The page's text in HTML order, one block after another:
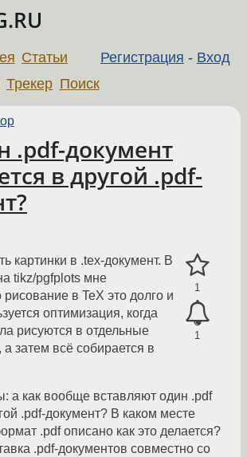
Регистрация - Вход
Статьи
Трекер Поиск
.pdf-документ
в другой .pdf-
1
1
картинки в .tex-документ. В
tikz/pgfplots мне
рисование в TeX это долго и
оптимизация, когда
рисуются в отдельные
затем всё собирается в
а как вообще вставляют один .pdf
.pdf-документ? В каком месте
.pdf описано как это делается?
.pdf-документов совместно со